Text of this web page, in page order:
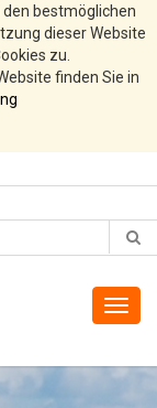
den bestmöglichen
dieser Website
zu.
finden Sie in